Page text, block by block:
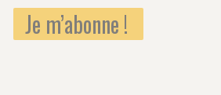
Je m’abonne !